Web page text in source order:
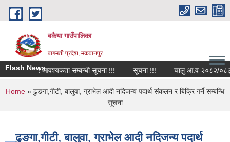
Skip to main content
बकैया गाउँपालिका
बागमती प्रदेश, मकवानपुर
Flash News
कर्मचारि आवश्यकता सम्बन्धी सूचना !!! सूचना !!! चालु आ.व २०८२/०८३ को
You are here
Home » ढुङगा,गीटी, बालुवा, ग्राभेल आदी नदिजन्य पदार्थ संकलन र बिक्रि गर्ने सम्बन्धि
सूचना
ढुङगा,गीटी, बालुवा, ग्राभेल आदी नदिजन्य पदार्थ